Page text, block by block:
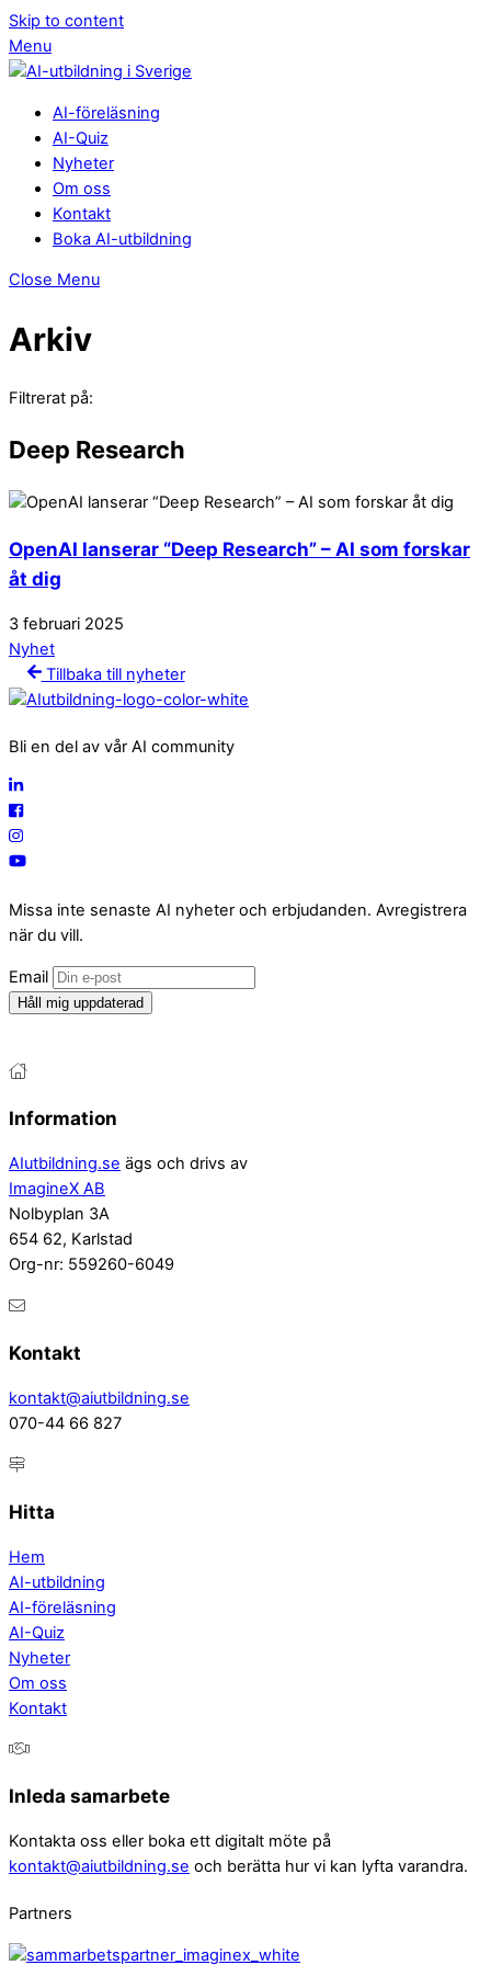
Skip to content
Menu
AI-föreläsning
AI-Quiz
Nyheter
Om oss
Kontakt
Boka AI-utbildning
Close Menu
Arkiv
Filtrerat på:
Deep Research
OpenAI lanserar “Deep Research” – AI som forskar
åt dig
3 februari 2025
Nyhet
Tillbaka till nyheter
Bli en del av vår AI community
Missa inte senaste AI nyheter och erbjudanden. Avregistrera
när du vill.
Email
Håll mig uppdaterad
Information
AIutbildning.se ägs och drivs av
ImagineX AB
Nolbyplan 3A
654 62, Karlstad
Org-nr: 559260-6049
Kontakt
kontakt@aiutbildning.se
070-44 66 827
Hitta
Hem
AI-utbildning
AI-föreläsning
AI-Quiz
Nyheter
Om oss
Kontakt
Inleda samarbete
Kontakta oss eller boka ett digitalt möte på
kontakt@aiutbildning.se och berätta hur vi kan lyfta varandra.
Partners